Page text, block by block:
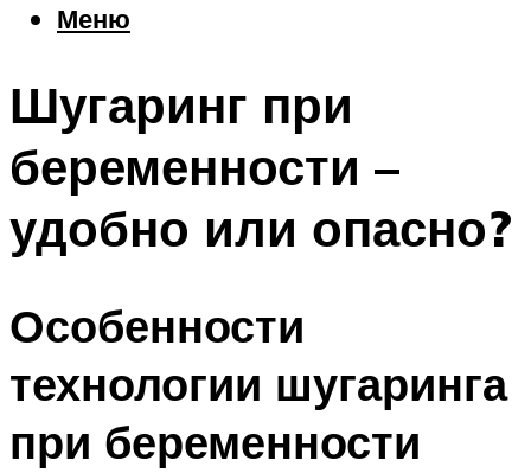
Меню
Шугаринг при
беременности –
удобно или опасно?
Особенности
технологии шугаринга
при беременности